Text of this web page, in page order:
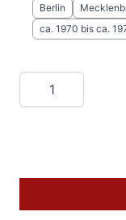
Berlin
ca. 1970 bis ca.
Menge